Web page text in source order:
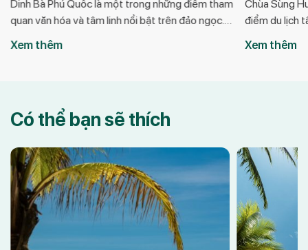
những điểm tham
bật trên đảo ngọc.
đất Phú Quốc và
Chùa Sùng Hưng hay Sùng Hưng Cổ Tự
điểm du lịch tâm linh nổi tiếng tại Phú
cùng bầu không khí thanh bình và đặc
Có thể bạn sẽ thích